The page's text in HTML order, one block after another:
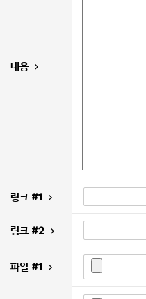
내용
링크 #1
링크 #2
파일 #1